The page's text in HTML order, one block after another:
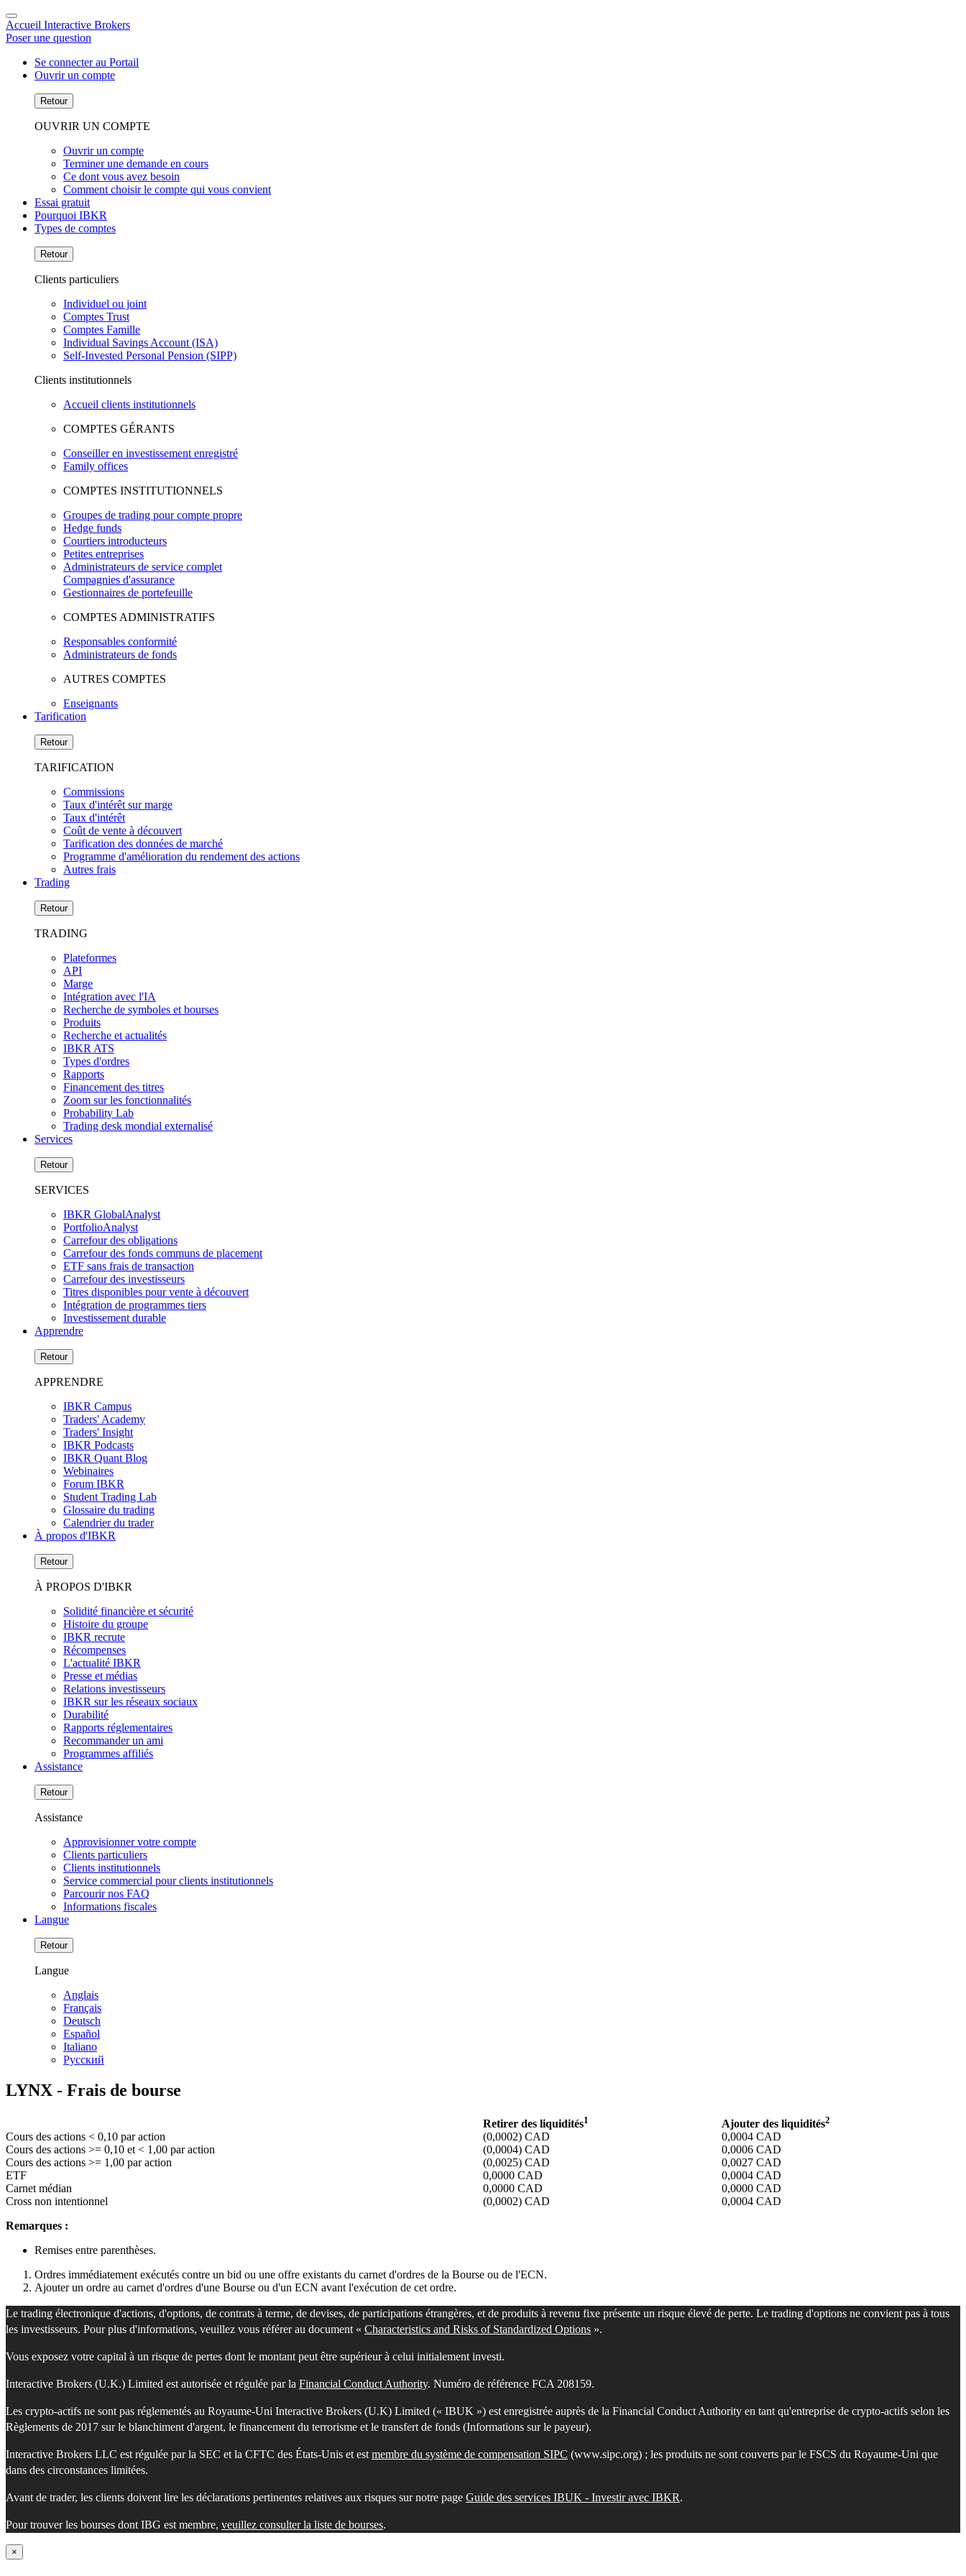
Accueil Interactive Brokers
Poser une question
Se connecter au Portail
Ouvrir un compte
Retour
OUVRIR UN COMPTE
Ouvrir un compte
Terminer une demande en cours
Ce dont vous avez besoin
Comment choisir le compte qui vous convient
Essai gratuit
Pourquoi IBKR
Types de comptes
Retour
Clients particuliers
Individuel ou joint
Comptes Trust
Comptes Famille
Individual Savings Account (ISA)
Self-Invested Personal Pension (SIPP)
Clients institutionnels
Accueil clients institutionnels
COMPTES GÉRANTS
Conseiller en investissement enregistré
Family offices
COMPTES INSTITUTIONNELS
Groupes de trading pour compte propre
Hedge funds
Courtiers introducteurs
Petites entreprises
Administrateurs de service complet
Compagnies d'assurance
Gestionnaires de portefeuille
COMPTES ADMINISTRATIFS
Responsables conformité
Administrateurs de fonds
AUTRES COMPTES
Enseignants
Tarification
Retour
TARIFICATION
Commissions
Taux d'intérêt sur marge
Taux d'intérêt
Coût de vente à découvert
Tarification des données de marché
Programme d'amélioration du rendement des actions
Autres frais
Trading
Retour
TRADING
Plateformes
API
Marge
Intégration avec l'IA
Recherche de symboles et bourses
Produits
Recherche et actualités
IBKR ATS
Types d'ordres
Rapports
Financement des titres
Zoom sur les fonctionnalités
Probability Lab
Trading desk mondial externalisé
Services
Retour
SERVICES
IBKR GlobalAnalyst
PortfolioAnalyst
Carrefour des obligations
Carrefour des fonds communs de placement
ETF sans frais de transaction
Carrefour des investisseurs
Titres disponibles pour vente à découvert
Intégration de programmes tiers
Investissement durable
Apprendre
Retour
APPRENDRE
IBKR Campus
Traders' Academy
Traders' Insight
IBKR Podcasts
IBKR Quant Blog
Webinaires
Forum IBKR
Student Trading Lab
Glossaire du trading
Calendrier du trader
À propos d'IBKR
Retour
À PROPOS D'IBKR
Solidité financière et sécurité
Histoire du groupe
IBKR recrute
Récompenses
L'actualité IBKR
Presse et médias
Relations investisseurs
IBKR sur les réseaux sociaux
Durabilité
Rapports réglementaires
Recommander un ami
Programmes affiliés
Assistance
Retour
Assistance
Approvisionner votre compte
Clients particuliers
Clients institutionnels
Service commercial pour clients institutionnels
Parcourir nos FAQ
Informations fiscales
Langue
Retour
Langue
Anglais
Français
Deutsch
Español
Italiano
Pусский
LYNX - Frais de bourse
Retirer des liquidités1 Ajouter des liquidités2
Cours des actions < 0,10 par action (0,0002) CAD 0,0004 CAD
Cours des actions >= 0,10 et < 1,00 par action (0,0004) CAD 0,0006 CAD
Cours des actions >= 1,00 par action (0,0025) CAD 0,0027 CAD
ETF
0,0000 CAD 0,0004 CAD
Carnet médian
0,0000 CAD 0,0000 CAD
Cross non intentionnel
(0,0002) CAD 0,0004 CAD
Remarques :
Remises entre parenthèses.
Ordres immédiatement exécutés contre un bid ou une offre existants du carnet d'ordres de la Bourse ou de l'ECN.
Ajouter un ordre au carnet d'ordres d'une Bourse ou d'un ECN avant l'exécution de cet ordre.
Le trading électronique d'actions, d'options, de contrats à terme, de devises, de participations étrangères, et de produits à revenu fixe présente un risque élevé de perte. Le trading d'options ne convient pas à tous
les investisseurs. Pour plus d'informations, veuillez vous référer au document « Characteristics and Risks of Standardized Options ».
Vous exposez votre capital à un risque de pertes dont le montant peut être supérieur à celui initialement investi.
Interactive Brokers (U.K.) Limited est autorisée et régulée par la Financial Conduct Authority. Numéro de référence FCA 208159.
Les crypto-actifs ne sont pas réglementés au Royaume-Uni Interactive Brokers (U.K) Limited (« IBUK ») est enregistrée auprès de la Financial Conduct Authority en tant qu'entreprise de crypto-actifs selon les
Règlements de 2017 sur le blanchiment d'argent, le financement du terrorisme et le transfert de fonds (Informations sur le payeur).
Interactive Brokers LLC est régulée par la SEC et la CFTC des États-Unis et est membre du système de compensation SIPC (www.sipc.org) ; les produits ne sont couverts par le FSCS du Royaume-Uni que
dans des circonstances limitées.
Avant de trader, les clients doivent lire les déclarations pertinentes relatives aux risques sur notre page Guide des services IBUK - Investir avec IBKR.
Pour trouver les bourses dont IBG est membre, veuillez consulter la liste de bourses.
×